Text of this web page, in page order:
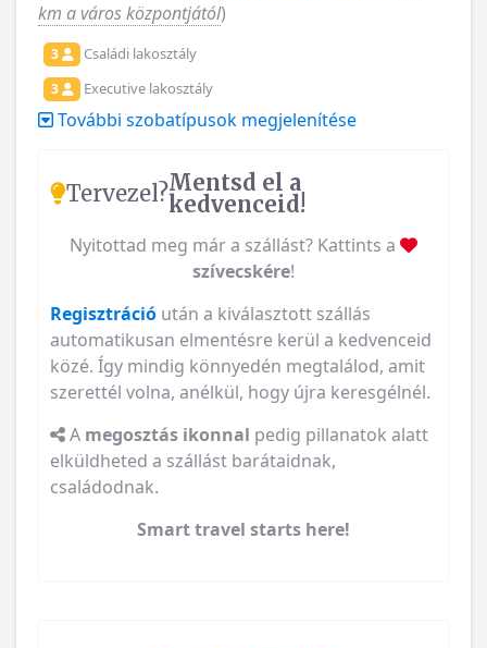
km a város központjától)
3 Családi lakosztály
3 Executive lakosztály
További szobatípusok megjelenítése
Tervezel?Mentsd el a
kedvenceid!
Nyitottad meg már a szállást? Kattints a
szívecskére!
Regisztráció után a kiválasztott szállás
automatikusan elmentésre kerül a kedvenceid
közé. Így mindig könnyedén megtalálod, amit
szerettél volna, anélkül, hogy újra keresgélnél.
A megosztás ikonnal pedig pillanatok alatt
elküldheted a szállást barátaidnak,
családodnak.
Smart travel starts here!